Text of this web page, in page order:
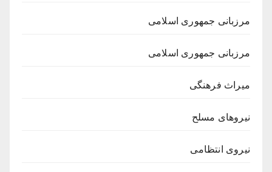
مرزبانی جمهوری اسلامی
مرزبانی جمهوری اسلامی
میراث فرهنگی
نیروهای مسلح
نیروی انتظامی